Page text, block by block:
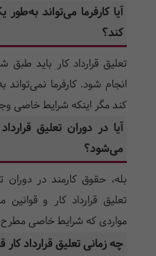
آیا کارفرما می‌تواند
کند؟
تعلیق قرارداد کار باید طبق
انجام شود. کارفرما نمی‌تواند
کند مگر اینکه شرایط خاصی
آیا در دوران تعلیق
می‌شود؟
بله، حقوق کارمند در دوران
تعلیق قرارداد کار و
مواردی که شرایط خاصی
چه زمانی تعلیق قرارداد